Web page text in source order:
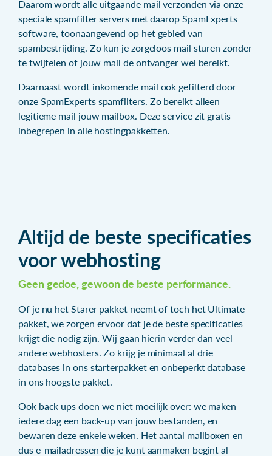
Daarom wordt alle uitgaande mail verzonden via onze
speciale spamfilter servers met daarop SpamExperts
software, toonaangevend op het gebied van
spambestrijding. Zo kun je zorgeloos mail sturen zonder
te twijfelen of jouw mail de ontvanger wel bereikt.
Daarnaast wordt inkomende mail ook gefilterd door
onze SpamExperts spamfilters. Zo bereikt alleen
legitieme mail jouw mailbox. Deze service zit gratis
inbegrepen in alle hostingpakketten.
Altijd de beste specificaties
voor webhosting
Geen gedoe, gewoon de beste performance.
Of je nu het Starer pakket neemt of toch het Ultimate
pakket, we zorgen ervoor dat je de beste specificaties
krijgt die nodig zijn. Wij gaan hierin verder dan veel
andere webhosters. Zo krijg je minimaal al drie
databases in ons starterpakket en onbeperkt database
in ons hoogste pakket.
Ook back ups doen we niet moeilijk over: we maken
iedere dag een back-up van jouw bestanden, en
bewaren deze enkele weken. Het aantal mailboxen en
dus e-mailadressen die je kunt aanmaken begint al